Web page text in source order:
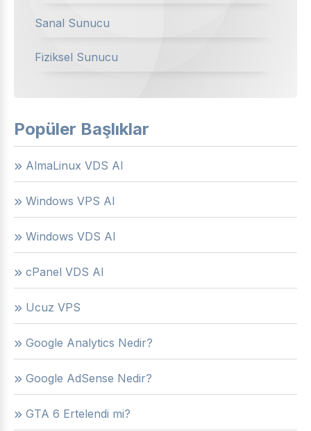
Sanal Sunucu
Fiziksel Sunucu
Popüler Başlıklar
AlmaLinux VDS Al
Windows VPS Al
Windows VDS Al
cPanel VDS Al
Ucuz VPS
Google Analytics Nedir?
Google AdSense Nedir?
GTA 6 Ertelendi mi?